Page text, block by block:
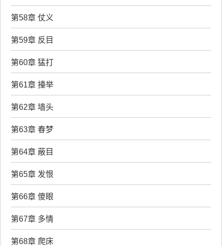
第58章 仗义
第59章 反目
第60章 猛打
第61章 擡举
第62章 墙头
第63章 春梦
第64章 蔽目
第65章 发恨
第66章 傻眼
第67章 多情
第68章 爬床